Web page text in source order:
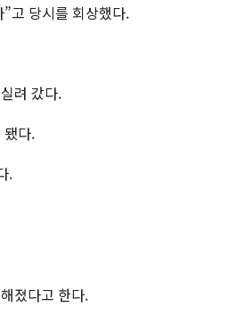
고 당시를 회상했다.
려 갔다.
됐다.
.
졌다고 한다.